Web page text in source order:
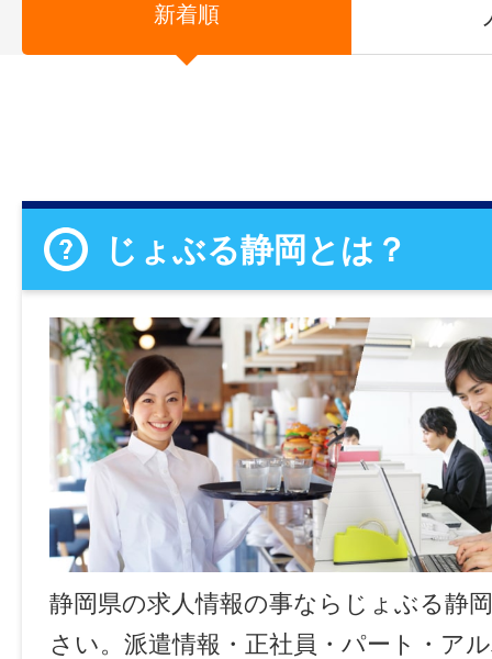
新着順
じょぶる静岡とは？
静岡県の求人情報の事ならじょぶる静
さい。派遣情報・正社員・パート・ア